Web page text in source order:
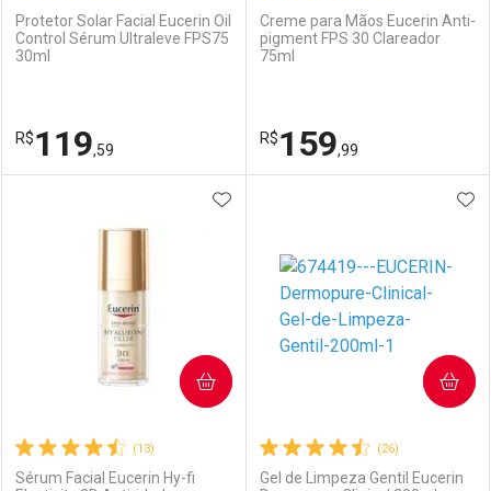
Comprar sem Desconto
Por R$ 212,35/cada
Por R$ 212,35/cada
Comprar sem Desconto
Por R$ 139,90/cada
Por R$ 139,90/cada
Protetor Solar Facial Eucerin Oil
Control Sérum Ultraleve FPS75
30ml
R$119,59
Laboratório
Creme para Mãos Eucerin Anti-
pigment FPS 30 Clareador
75ml
R$159,99
Laboratório
Por Menos
(13)
Sérum Facial Eucerin Hy-fi
ADICIONAR AOS FAVORITOS
COMPRAR
(26)
Gel de Limpeza Gentil Eucerin
COMPRAR